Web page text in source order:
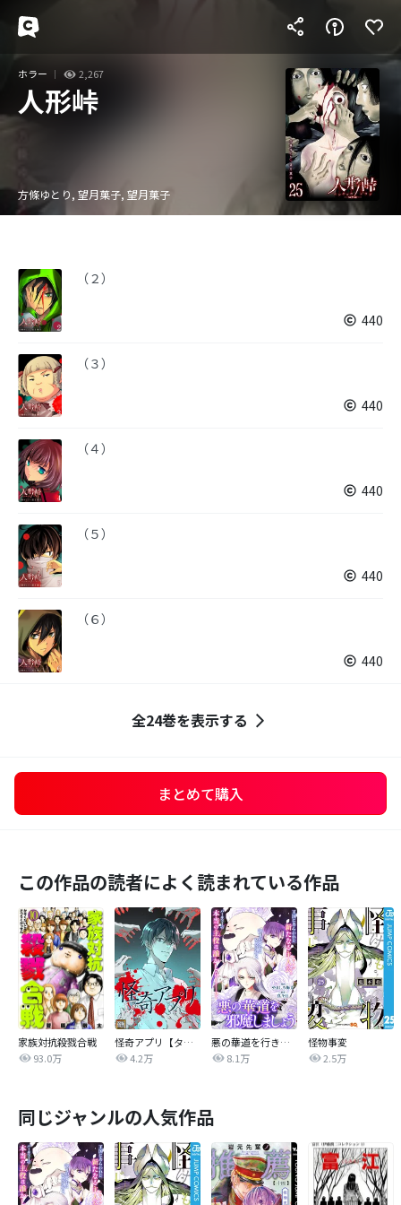
ホラー 2,267
人形峠
方條ゆとり, 望月菓子, 望月菓子
（２）
440
（３）
440
（４）
440
（５）
440
（６）
440
全24巻を表示する
まとめて購入
この作品の読者によく読まれている作品
家族対抗殺戮合戦
93.0万
怪奇アプリ【タテヨミ】
4.2万
悪の華道を行きましょう
8.1万
怪物事変
2.5万
同じジャンルの人気作品